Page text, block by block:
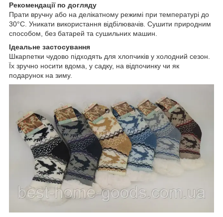
Рекомендації по догляду
Прати вручну або на делікатному режимі при температурі до
30°C. Уникати використання відбілювачів. Сушити природним
способом, без батарей та сушильних машин.
Ідеальне застосування
Шкарпетки чудово підходять для хлопчиків у холодний сезон.
Їх зручно носити вдома, у садку, на відпочинку чи як
подарунок на зиму.